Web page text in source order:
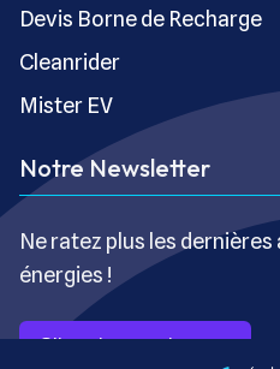
Devis Borne de Recharge
Cleanrider
Mister EV
Notre Newsletter
Ne ratez plus les
énergies !
S’inscrire gratuitement